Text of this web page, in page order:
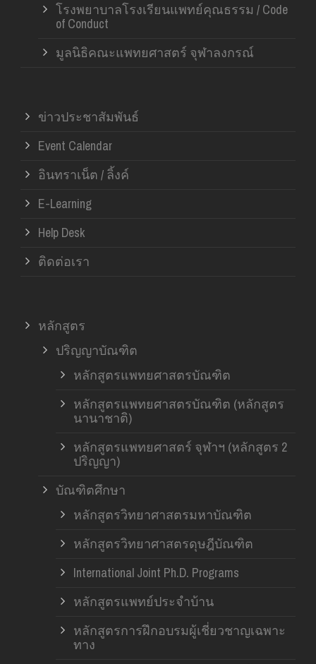
โรงพยาบาลโรงเรียนแพทย์คุณธรรม / Code
of Conduct
มูลนิธิคณะแพทยศาสตร์ จุฬาลงกรณ์
ข่าวประชาสัมพันธ์
Event Calendar
อินทราเน็ต / ลิ้งค์
E-Learning
Help Desk
ติดต่อเรา
หลักสูตร
ปริญญาบัณฑิต
หลักสูตรแพทยศาสตรบัณฑิต
หลักสูตรแพทยศาสตรบัณฑิต (หลักสูตร
นานาชาติ)
หลักสูตรแพทยศาสตร์ จุฬาฯ (หลักสูตร 2
ปริญญา)
บัณฑิตศึกษา
หลักสูตรวิทยาศาสตรมหาบัณฑิต
หลักสูตรวิทยาศาสตรดุษฎีบัณฑิต
International Joint Ph.D. Programs
หลักสูตรแพทย์ประจำบ้าน
หลักสูตรการฝึกอบรมผู้เชี่ยวชาญเฉพาะ
ทาง